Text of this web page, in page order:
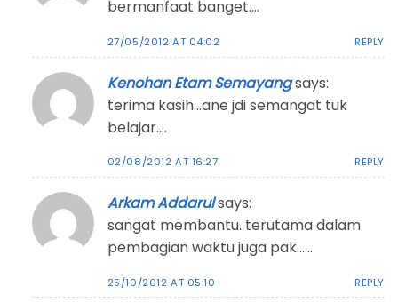
bermanfaat banget….
27/05/2012 AT 04:02 REPLY
Kenohan Etam Semayangsays:
terima kasih…ane jdi semangat tuk
belajar….
02/08/2012 AT 16:27 REPLY
Arkam Addarulsays:
sangat membantu. terutama dalam
pembagian waktu juga pak……
25/10/2012 AT 05:10 REPLY